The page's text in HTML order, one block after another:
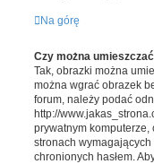
Na górę
Czy można
Tak, obrazki można
można wgrać obrazek
forum, należy podać
http://
prywatnym
stronach
chronionych hasłem.